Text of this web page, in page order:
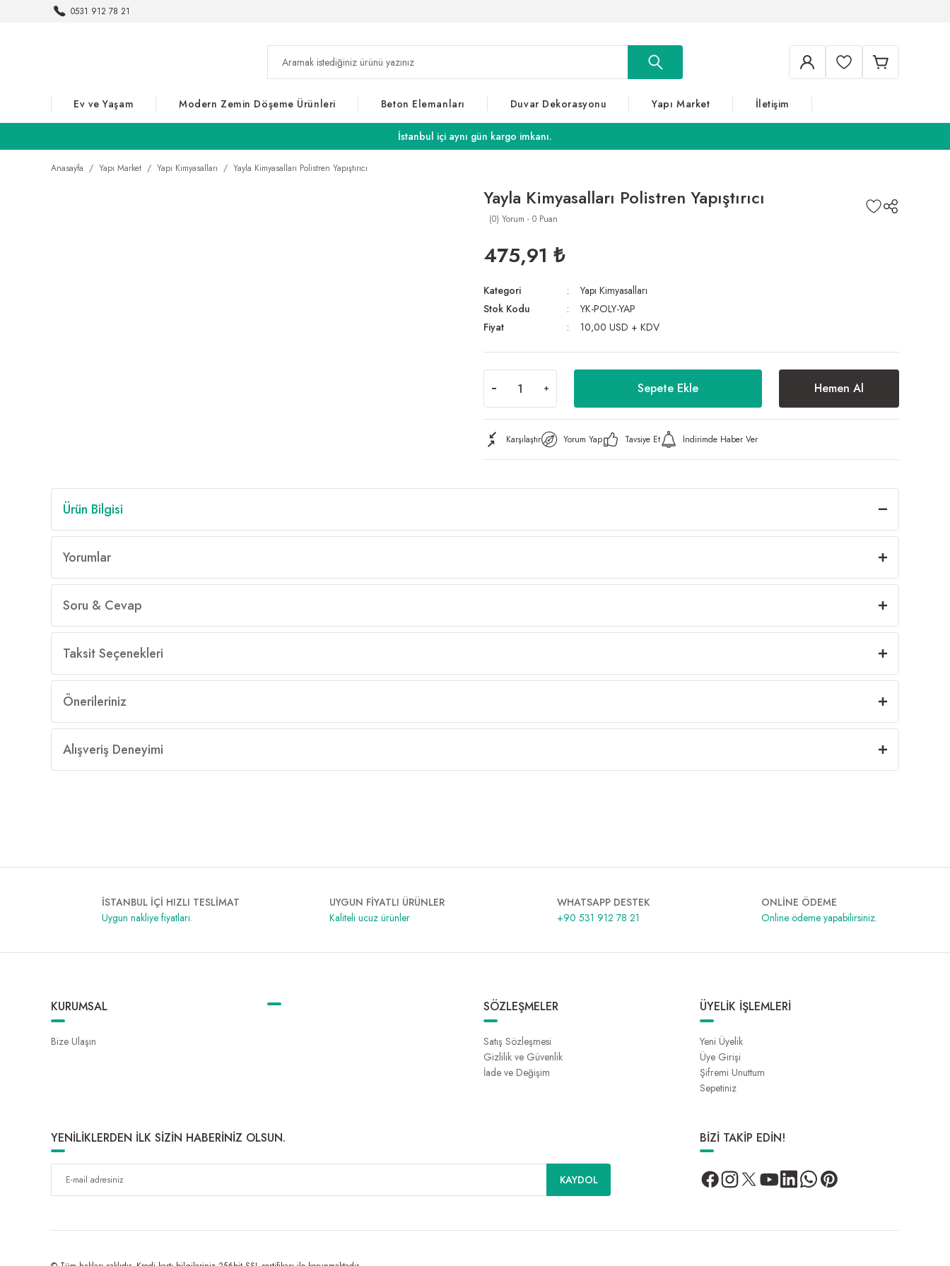
0531 912 78 21
Ev ve Yaşam Modern Zemin Döşeme Ürünleri Beton Elemanları Duvar Dekorasyonu Yapı Market İletişim
İstanbul içi aynı gün kargo imkanı.
Anasayfa Yapı Market Yapı Kimyasalları Yayla Kimyasalları Polistren Yapıştırıcı
Yayla Kimyasalları Polistren Yapıştırıcı
(0) Yorum - 0 Puan
475,91 ₺
Kategori
Yapı Kimyasalları
Stok Kodu
YK-POLY-YAP
Fiyat
10,00 USD + KDV
Sepete Ekle Hemen Al
Karşılaştır Yorum Yap Tavsiye Et İndirimde Haber Ver
Ürün Bilgisi
Yorumlar
Soru & Cevap
Taksit Seçenekleri
Önerileriniz
Alışveriş Deneyimi
İSTANBUL İÇİ HIZLI TESLİMAT
Uygun nakliye fiyatları.
UYGUN FİYATLI ÜRÜNLER
Kaliteli ucuz ürünler
WHATSAPP DESTEK
+90 531 912 78 21
ONLİNE ÖDEME
Online ödeme yapabilirsiniz.
KURUMSAL
Bize Ulaşın
SÖZLEŞMELER
Satış Sözleşmesi
Gizlilik ve Güvenlik
İade ve Değişim
ÜYELİK İŞLEMLERİ
Yeni Üyelik
Üye Girişi
Şifremi Unuttum
Sepetiniz
YENİLİKLERDEN İLK SİZİN HABERİNİZ OLSUN.
KAYDOL
BİZİ TAKİP EDİN!